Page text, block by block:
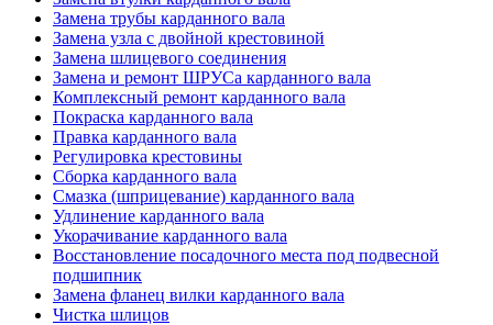
Замена трубы карданного вала
Замена узла с двойной крестовиной
Замена шлицевого соединения
Замена и ремонт ШРУСа карданного вала
Комплексный ремонт карданного вала
Покраска карданного вала
Правка карданного вала
Регулировка крестовины
Сборка карданного вала
Смазка (шприцевание) карданного вала
Удлинение карданного вала
Укорачивание карданного вала
Восстановление посадочного места под подвесной
подшипник
Замена фланец вилки карданного вала
Чистка шлицов